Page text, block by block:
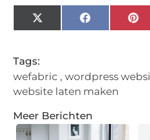
X
(Twitter)
Facebook
Tags:
wefabric ,wordpress
website laten maken
Meer Berichten